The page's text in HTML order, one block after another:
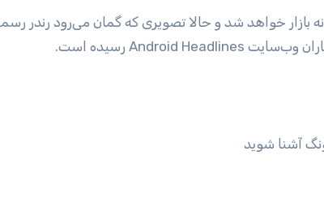
خواهد شد و حالا تصویری که گمان می‌رود رندر